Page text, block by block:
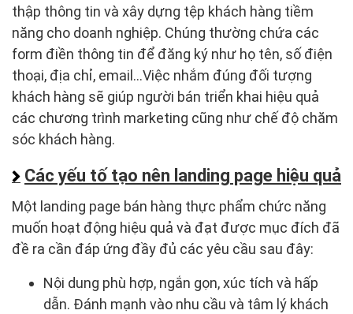
thập thông tin và xây dựng tệp khách hàng tiềm
năng cho doanh nghiệp. Chúng thường chứa các
form điền thông tin để đăng ký như họ tên, số điện
thoại, địa chỉ, email…Việc nhắm đúng đối tượng
khách hàng sẽ giúp người bán triển khai hiệu quả
các chương trình marketing cũng như chế độ chăm
sóc khách hàng.
Các yếu tố tạo nên landing page hiệu quả
Một landing page bán hàng thực phẩm chức năng
muốn hoạt động hiệu quả và đạt được mục đích đã
đề ra cần đáp ứng đầy đủ các yêu cầu sau đây:
Nội dung phù hợp, ngắn gọn, xúc tích và hấp
dẫn. Đánh mạnh vào nhu cầu và tâm lý khách